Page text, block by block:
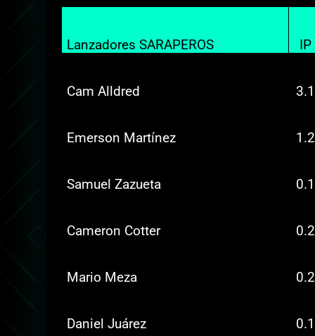
Lanzadores SARAPEROS IP
Cam Alldred 3.1
Emerson Martínez 1.2
Samuel Zazueta 0.1
Cameron Cotter 0.2
Mario Meza 0.2
Daniel Juárez 0.1